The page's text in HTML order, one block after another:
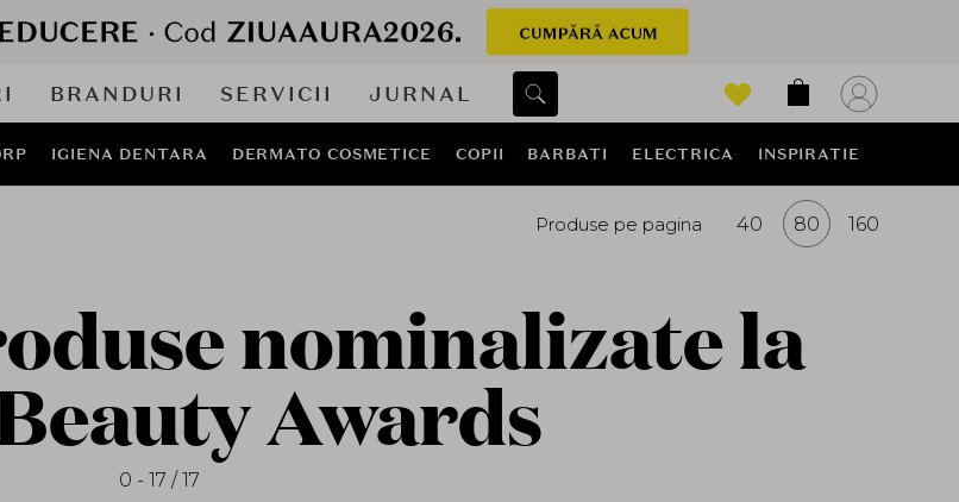
BRANDURI SERVICII JURNAL
IGIENA DENTARA DERMATO COSMETICE COPII BARBATI ELECTRICA INSPIRATIE
Produse pe pagina 40 80 160
nominalizate la
Awards
0 - 17 / 17